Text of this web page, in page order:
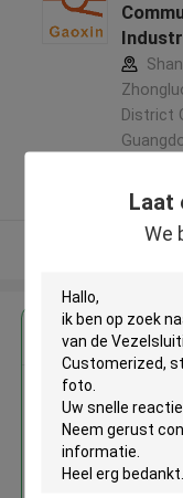
Laat
We
profiel
District
Krijg